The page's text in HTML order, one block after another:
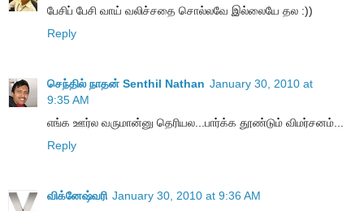
பேசிப் பேசி வாய் வலிச்சதை சொல்லவே இல்லையே தல :))
Reply
செந்தில் நாதன் Senthil Nathan January 30, 2010 at
9:35 AM
எங்க ஊர்ல வருமான்னு தெரியல...பார்க்க தூண்டும் விமர்சனம்...
Reply
விக்னேஷ்வரி January 30, 2010 at 9:36 AM